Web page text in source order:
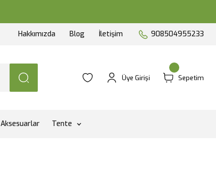
Hakkımızda Blog İletişim 908504955233
Üye Girişi Sepetim
Aksesuarlar Tente